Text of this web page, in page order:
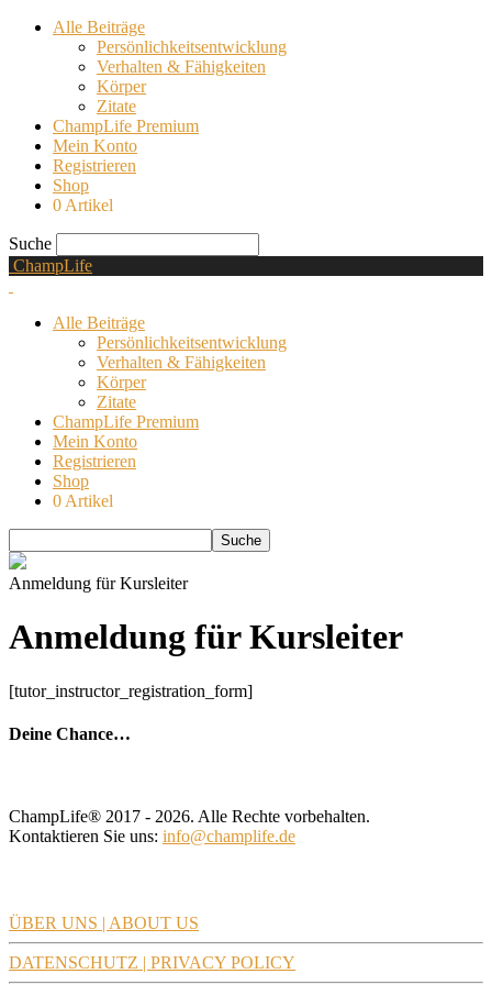
Alle Beiträge
Persönlichkeitsentwicklung
Verhalten & Fähigkeiten
Körper
Zitate
ChampLife Premium
Mein Konto
Registrieren
Shop
0 Artikel
Suche
ChampLife
Alle Beiträge
Persönlichkeitsentwicklung
Verhalten & Fähigkeiten
Körper
Zitate
ChampLife Premium
Mein Konto
Registrieren
Shop
0 Artikel
Anmeldung für Kursleiter
Anmeldung für Kursleiter
[tutor_instructor_registration_form]
Deine Chance…
ChampLife® 2017 - 2026. Alle Rechte vorbehalten.
Kontaktieren Sie uns: info@champlife.de
ÜBER UNS | ABOUT US
DATENSCHUTZ | PRIVACY POLICY